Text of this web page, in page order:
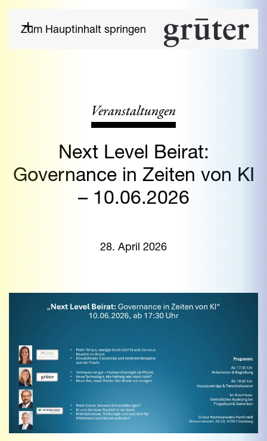
Zum Hauptinhalt springen
Veranstaltungen
Next Level Beirat:
Governance in Zeiten von KI
– 10.06.2026
28. April 2026